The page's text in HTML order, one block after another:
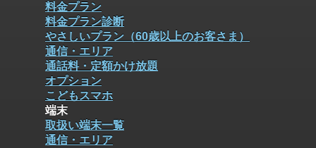
料金プラン
料金プラン診断
やさしいプラン（60歳以上のお客さま）
通信・エリア
通話料・定額かけ放題
オプション
こどもスマホ
端末
取扱い端末一覧
通信・エリア